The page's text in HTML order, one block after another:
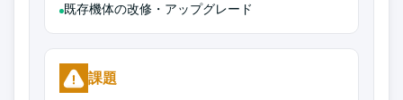
既存機体の改修・アップグレード
課題